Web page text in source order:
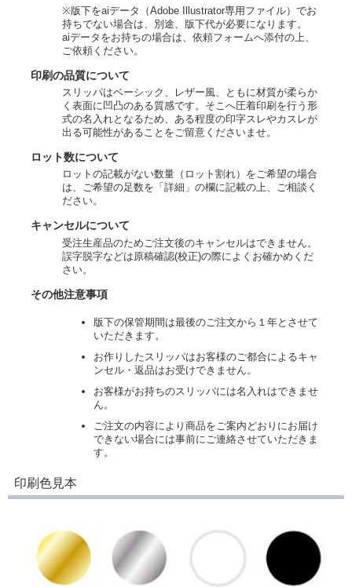
※版下をaiデータ（Adobe Illustrator専用ファイル）でお
持ちでない場合は、別途、版下代が必要になります。
aiデータをお持ちの場合は、依頼フォームへ添付の上、
ご依頼ください。
印刷の品質について
スリッパはベーシック、レザー風、ともに材質が柔らか
く表面に凹凸のある質感です。そこへ圧着印刷を行う形
式の名入れとなるため、ある程度の印字スレやカスレが
出る可能性があることをご留意くださいませ。
ロット数について
ロットの記載がない数量（ロット割れ）をご希望の場合
は、ご希望の足数を「詳細」の欄に記載の上、ご相談く
ださい。
キャンセルについて
受注生産品のためご注文後のキャンセルはできません。
誤字脱字などは原稿確認(校正)の際によくお確かめくだ
さい。
その他注意事項
版下の保管期間は最後のご注文から１年とさせて
いただきます。
お作りしたスリッパはお客様のご都合によるキャ
ンセル・返品はお受けできません。
お客様がお持ちのスリッパには名入れはできませ
ん。
ご注文の内容により商品をご案内どおりにお届け
できない場合には事前にご連絡させていただきま
す。
印刷色見本